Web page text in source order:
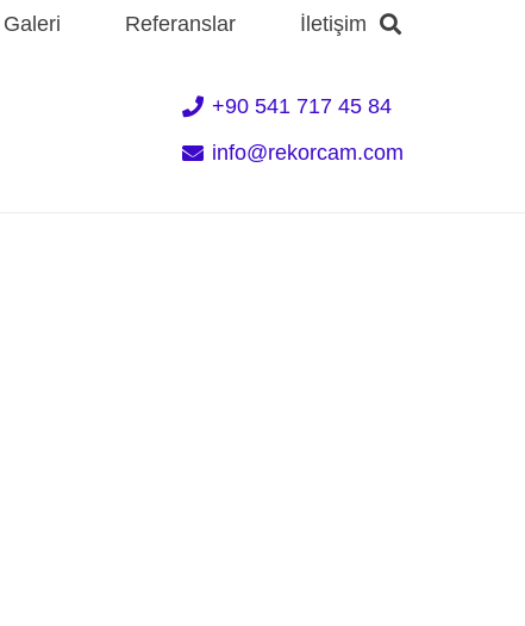
Galeri Referanslar İletişim
+90 541 717 45 84
info@rekorcam.com